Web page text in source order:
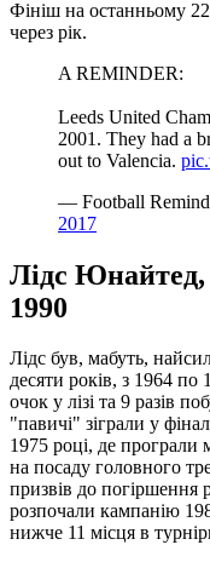
Фініш на останньому
через рік.
A REMINDER:
Leeds United
2001. They had a
out to Valencia.
— Football
2017
Лідс Юнайтед,
1990
Лідс був, мабуть,
десяти років, з 1964
очок у лізі та 9 разів
"павичі" зіграли у
1975 році, де програли
на посаду головного
призвів до погіршення
розпочали кампанію
нижче 11 місця в